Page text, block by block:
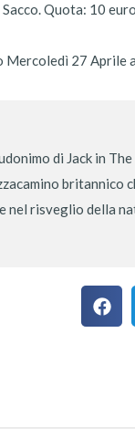
Quota: 10
27 Aprile
di Jack in
britannico
nel risveglio della